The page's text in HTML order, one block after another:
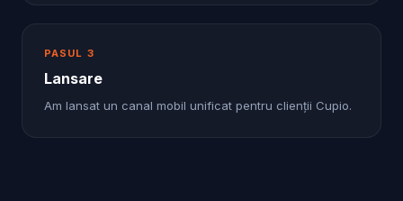
PASUL 3
Lansare
Am lansat un canal mobil unificat pentru clienții Cupio.